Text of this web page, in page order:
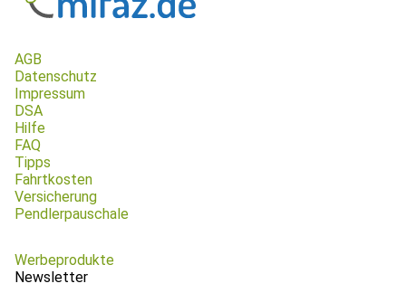
AGB
Datenschutz
Impressum
DSA
Hilfe
FAQ
Tipps
Fahrtkosten
Versicherung
Pendlerpauschale
Werbeprodukte
Newsletter